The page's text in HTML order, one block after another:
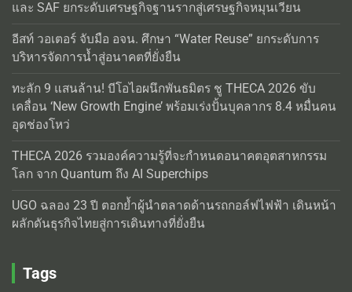
และ SAF ยกระดับเศรษฐกิจฐานรากสู่เศรษฐกิจหมุนเวียน
อีสท์ วอเตอร์ จับมือ อจน. ศึกษา “Water Reuse” ยกระดับการ
บริหารจัดการน้ำสู่อนาคตที่ยั่งยืน
ทะลัก 9 แสนล้าน! บีโอไอผนึกพันธมิตร ชู THECA 2026 ขับ
เคลื่อน ‘New Growth Engine’ พร้อมเร่งปั้นบุคลากร 8.4 หมื่นคน
อุดช่องโหว่
THECA 2026 รวมองค์ความรู้ที่จะกำหนดอนาคตอุตสาหกรรม
โลก จาก Quantum ถึง AI Superchips
UGO ฉลอง 23 ปี ตอกย้ำผู้นำตลาดด้านรถกอล์ฟไฟฟ้า เดินหน้า
ผลักดันธุรกิจไทยสู่การเดินทางที่ยั่งยืน
Tags